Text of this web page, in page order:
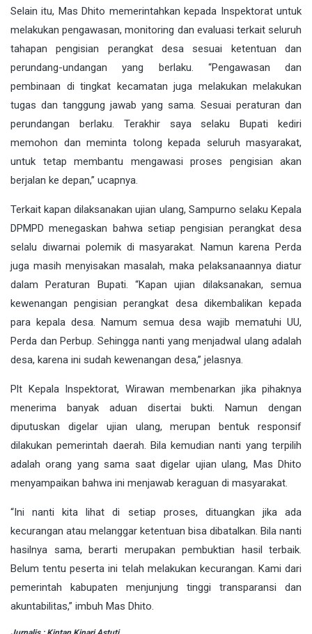
Selain itu, Mas Dhito memerintahkan kepada Inspektorat untuk
melakukan pengawasan, monitoring dan evaluasi terkait seluruh
tahapan pengisian perangkat desa sesuai ketentuan dan
perundang-undangan yang berlaku. “Pengawasan dan
pembinaan di tingkat kecamatan juga melakukan melakukan
tugas dan tanggung jawab yang sama. Sesuai peraturan dan
perundangan berlaku. Terakhir saya selaku Bupati kediri
memohon dan meminta tolong kepada seluruh masyarakat,
untuk tetap membantu mengawasi proses pengisian akan
berjalan ke depan,” ucapnya.
Terkait kapan dilaksanakan ujian ulang, Sampurno selaku Kepala
DPMPD menegaskan bahwa setiap pengisian perangkat desa
selalu diwarnai polemik di masyarakat. Namun karena Perda
juga masih menyisakan masalah, maka pelaksanaannya diatur
dalam Peraturan Bupati. “Kapan ujian dilaksanakan, semua
kewenangan pengisian perangkat desa dikembalikan kepada
para kepala desa. Namum semua desa wajib mematuhi UU,
Perda dan Perbup. Sehingga nanti yang menjadwal ulang adalah
desa, karena ini sudah kewenangan desa,” jelasnya.
Plt Kepala Inspektorat, Wirawan membenarkan jika pihaknya
menerima banyak aduan disertai bukti. Namun dengan
diputuskan digelar ujian ulang, merupan bentuk responsif
dilakukan pemerintah daerah. Bila kemudian nanti yang terpilih
adalah orang yang sama saat digelar ujian ulang, Mas Dhito
menyampaikan bahwa ini menjawab keraguan di masyarakat.
“Ini nanti kita lihat di setiap proses, dituangkan jika ada
kecurangan atau melanggar ketentuan bisa dibatalkan. Bila nanti
hasilnya sama, berarti merupakan pembuktian hasil terbaik.
Belum tentu peserta ini telah melakukan kecurangan. Kami dari
pemerintah kabupaten menjunjung tinggi transparansi dan
akuntabilitas,” imbuh Mas Dhito.